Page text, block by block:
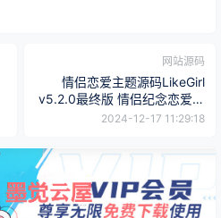
网站源码
情侣恋爱主题源码LikeGirl
v5.2.0最终版 情侣纪念恋爱过
程
2024-12-17 11:29:18